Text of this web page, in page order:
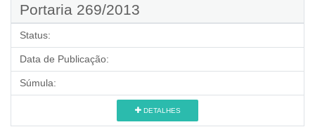
Portaria 269/2013
Status:
Data de Publicação:
Súmula:
DETALHES